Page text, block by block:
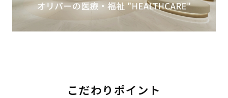
こだわりポイント